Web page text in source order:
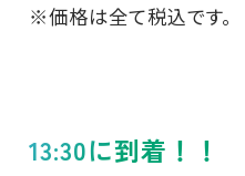
※価格は全て税込です。
13:30に到着！！